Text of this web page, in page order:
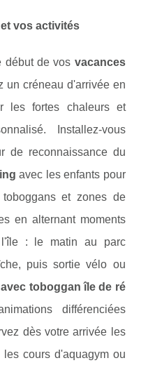
vos activités
début de vos vacances
un créneau d'arrivée en
les fortes chaleurs et
Installez-vous
de reconnaissance du
avec les enfants pour
et zones de
en alternant moments
l'île : le matin au parc
puis sortie vélo ou
toboggan île de ré
différenciées
dès votre arrivée les
cours d'aquagym ou